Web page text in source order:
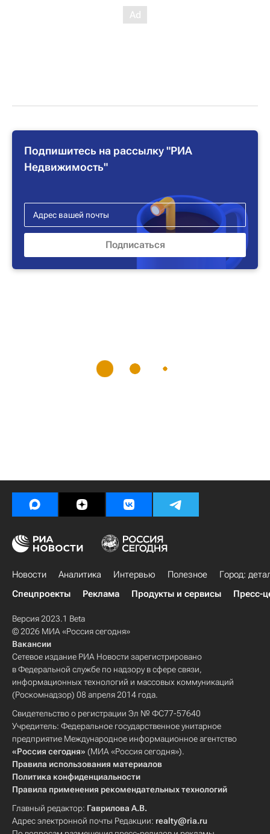
Подпишитесь на рассылку "РИА
Недвижимость"
Новости Аналитика Интервью Полезное
Город:
Спецпроекты
Реклама Продукты и сервисы Пресс-
Версия 2023.1 Beta
© 2026 МИА «Россия сегодня»
Вакансии
Сетевое издание РИА Новости зарегистрировано
в Федеральной службе по надзору в сфере связи,
информационных технологий и массовых коммуникаций
(Роскомнадзор) 08 апреля 2014 года.
Свидетельство о регистрации Эл № ФС77-57640
Учредитель: Федеральное государственное унитарное
предприятие Международное информационное агентство
«Россия сегодня» (МИА «Россия сегодня»).
Правила использования материалов
Политика конфиденциальности
Правила применения рекомендательных технологий
Главный редактор: Гаврилова А.В.
Адрес электронной почты Редакции: realty@ria.ru